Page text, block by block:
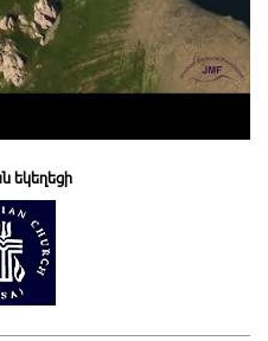
եկեղեցի